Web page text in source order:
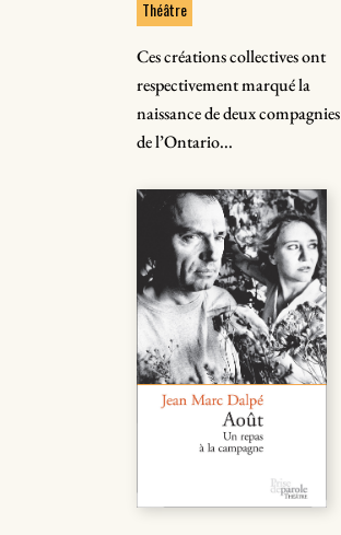
Théâtre
Ces créations collectives ont
respectivement marqué la
naissance de deux compagnies
de l’Ontario...